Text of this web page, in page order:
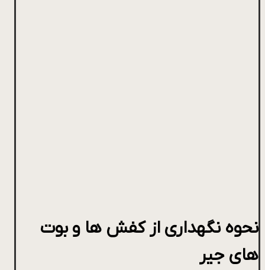
نحوه نگهداری از کفش ها و بوت
های جیر